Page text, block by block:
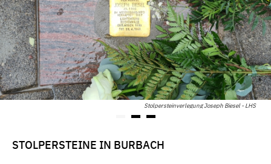
Stolpersteinverlegung Joseph Biesel - LHS
STOLPERSTEINE IN BURBACH